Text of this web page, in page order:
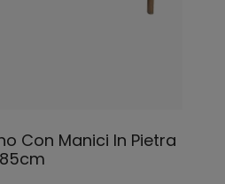
Con Manici In Pietra